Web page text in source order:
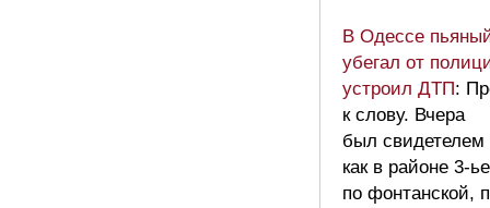
В Одессе
убегал от
устроил ДТП:
к слову. Вчера
был свидетелем
как в районе 3-
по фонтанской,